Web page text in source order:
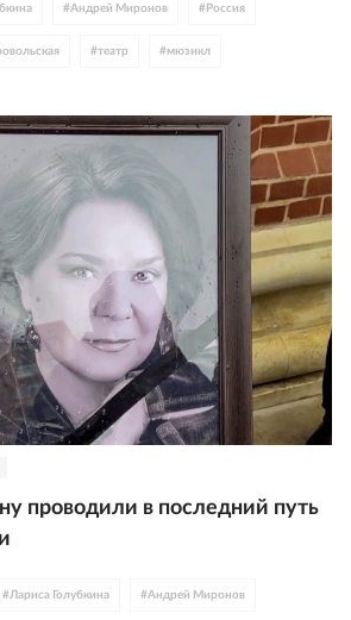
#Андрей Миронов # Россия
#театр #мюзикл
проводили в последний путь
#Лариса Голубкина #Андрей Миронов